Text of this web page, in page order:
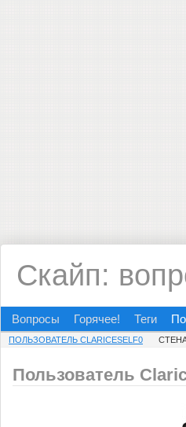
Скайп:
Вопросы Горячее! Теги
ПОЛЬЗОВАТЕЛЬ CLARICESELF0
Пользователь